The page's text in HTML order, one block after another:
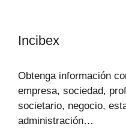
Incibex
Obtenga información
empresa, sociedad,
societario, negocio,
administración…